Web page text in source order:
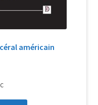
américain